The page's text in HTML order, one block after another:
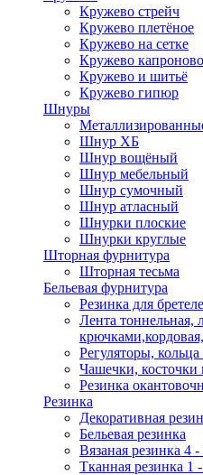
Кружево стрейч
Кружево плетёное
Кружево на сетке
Кружево
Кружево и шитьё
Кружево гипюр
Шнуры
Шнур ХБ
Шнур вощёный
Шнур мебельный
Шнур сумочный
Шнур атласный
Шнурки плоские
Шнурки круглые
Шторная фурнитура
Шторная тесьма
Бельевая фурнитура
Резинка для
Лента тоннельная,
Регуляторы,
Чашечки, косточки
Резинка
Резинка
Декоративная
Бельевая резинка
Вязаная резинка 4
Тканная резинка 1